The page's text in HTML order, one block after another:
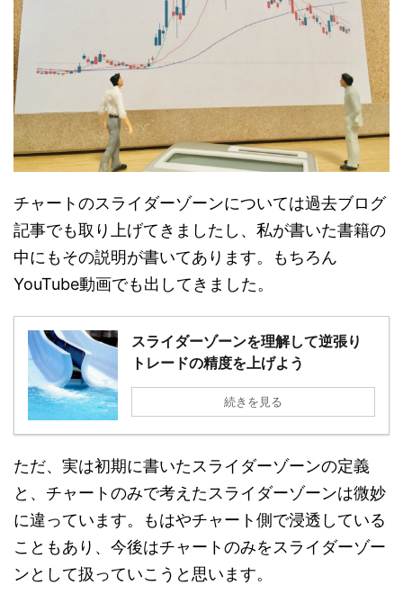
チャートのスライダーゾーンについては過去ブログ
記事でも取り上げてきましたし、私が書いた書籍の
中にもその説明が書いてあります。もちろん
YouTube動画でも出してきました。
スライダーゾーンを理解して逆張り
トレードの精度を上げよう
続きを見る
ただ、実は初期に書いたスライダーゾーンの定義
と、チャートのみで考えたスライダーゾーンは微妙
に違っています。もはやチャート側で浸透している
こともあり、今後はチャートのみをスライダーゾー
ンとして扱っていこうと思います。